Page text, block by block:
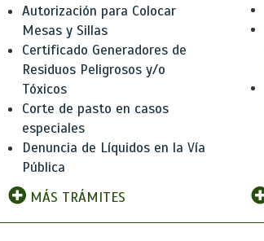
Autorización para Colocar
Mesas y Sillas
Certificado Generadores de
Residuos Peligrosos y/o
Tóxicos
Corte de pasto en casos
especiales
Denuncia de Líquidos en la Vía
Pública
MÁS TRÁMITES